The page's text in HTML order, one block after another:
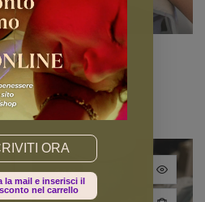
BEAUTY
Gel mani
€30,00
24%
la mail e inserisci il
nel carrello